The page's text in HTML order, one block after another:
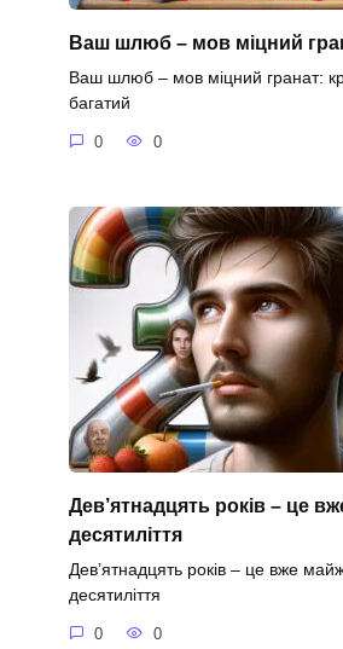
Ваш шлюб – мов міцний
Ваш шлюб – мов міцний гранат:
багатий
0 0
Дев’ятнадцять років – це
десятиліття
Дев’ятнадцять років – це вже
десятиліття
0 0